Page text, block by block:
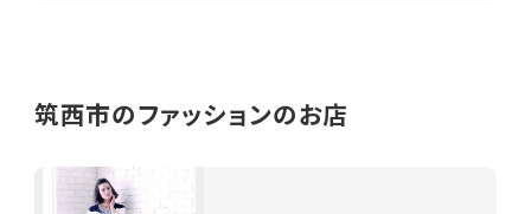
筑西市のファッションのお店